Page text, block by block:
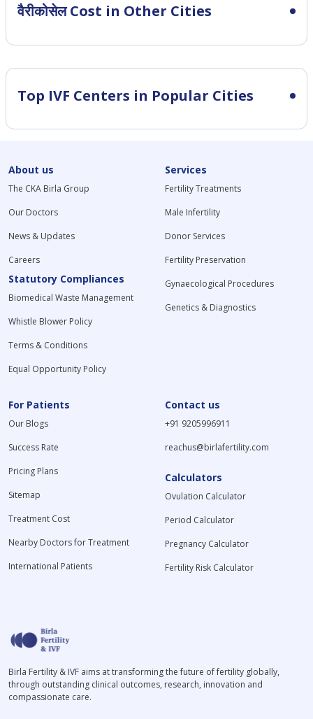
वैरीकोसेल Cost in Other Cities
Top IVF Centers in Popular Cities
About us
The CKA Birla Group
Our Doctors
News & Updates
Careers
Statutory Compliances
Biomedical Waste Management
Whistle Blower Policy
Terms & Conditions
Equal Opportunity Policy
Services
Fertility Treatments
Male Infertility
Donor Services
Fertility Preservation
Gynaecological Procedures
Genetics & Diagnostics
For Patients
Our Blogs
Success Rate
Pricing Plans
Sitemap
Treatment Cost
Nearby Doctors for Treatment
International Patients
Contact us
+91 9205996911
reachus@birlafertility.com
Calculators
Ovulation Calculator
Period Calculator
Pregnancy Calculator
Fertility Risk Calculator
Birla Fertility & IVF aims at transforming the future of fertility globally,
through outstanding clinical outcomes, research, innovation and
compassionate care.